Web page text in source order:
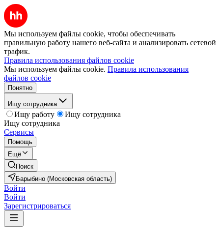
Мы используем файлы cookie, чтобы обеспечивать
правильную работу нашего веб-сайта и анализировать сетевой
трафик.
Правила использования файлов cookie
Мы используем файлы cookie. Правила использования
файлов cookie
Понятно
Ищу сотрудника
Ищу работу
Ищу сотрудника
Ищу сотрудника
Сервисы
Помощь
Ещё
Поиск
Барыбино (Московская область)
Войти
Войти
Зарегистрироваться